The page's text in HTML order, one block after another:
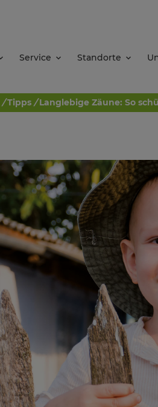
Service Standorte
/ Tipps / Langlebige Zäune: So